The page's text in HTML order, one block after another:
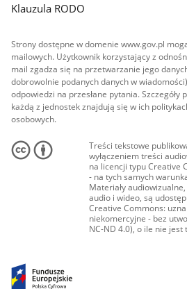
Klauzula RODO
Strony dostępne w domenie www.gov.pl
mailowych. Użytkownik korzystający z
mail zgadza się na przetwarzanie jego
dobrowolnie podanych danych w
odpowiedzi na przesłane pytania.
każdą z jednostek znajdują się w ich
osobowych.
Treści tekstowe
wyłączeniem treści
na licencji typu Creative
- na tych samych
Materiały
audio i wideo, są
Creative Commons:
niekomercyjne - bez
NC-ND 4.0), o ile nie